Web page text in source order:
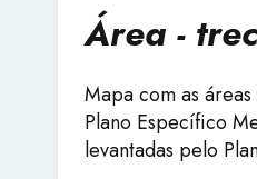
Área -
Mapa com as
Plano Específico
levantadas pelo